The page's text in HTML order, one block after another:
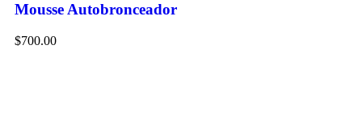
Mousse Autobronceador
$700.00